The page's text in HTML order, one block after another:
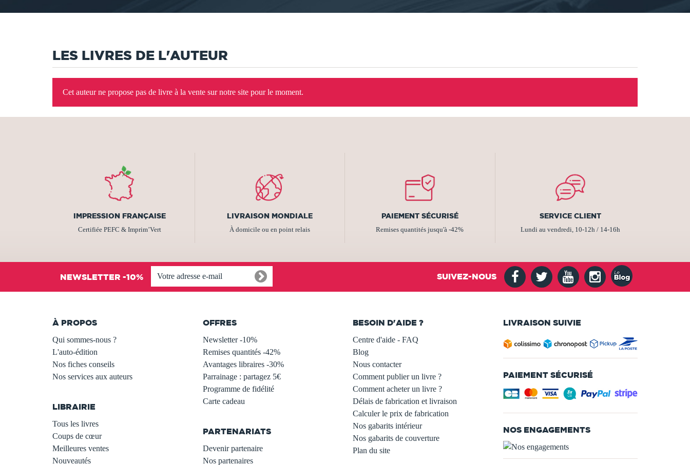
LES LIVRES DE L'AUTEUR
Cet auteur ne propose pas de livre à la vente sur notre site pour le moment.
IMPRESSION FRANÇAISE
Certifiée PEFC & Imprim’Vert
LIVRAISON MONDIALE
À domicile ou en point relais
PAIEMENT SÉCURISÉ
Remises quantités jusqu'à -42%
SERVICE CLIENT
Lundi au vendredi, 10-12h / 14-16h
NEWSLETTER -10% SUIVEZ-NOUS
À PROPOS
Qui sommes-nous ?
L'auto-édition
Nos fiches conseils
Nos services aux auteurs
LIBRAIRIE
Tous les livres
Coups de cœur
Meilleures ventes
Nouveautés
OFFRES
Newsletter -10%
Remises quantités -42%
Avantages libraires -30%
Parrainage : partagez 5€
Programme de fidélité
Carte cadeau
PARTENARIATS
Devenir partenaire
Nos partenaires
BESOIN D'AIDE ?
Centre d'aide - FAQ
Blog
Nous contacter
Comment publier un livre ?
Comment acheter un livre ?
Délais de fabrication et livraison
Calculer le prix de fabrication
Nos gabarits intérieur
Nos gabarits de couverture
Plan du site
LIVRAISON SUIVIE
PAIEMENT SÉCURISÉ
NOS ENGAGEMENTS